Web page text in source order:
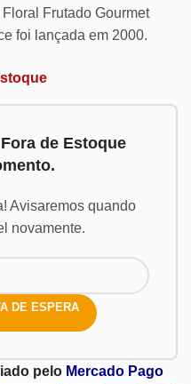
Frutado Gourmet
foi lançada em 2000.
de Estoque
Avisaremos quando
novamente.
DE ESPERA
pelo Mercado Pago